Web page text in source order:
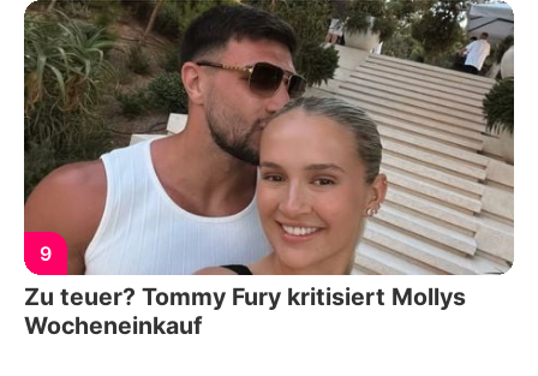
9
Zu teuer? Tommy Fury kritisiert Mollys
Wocheneinkauf